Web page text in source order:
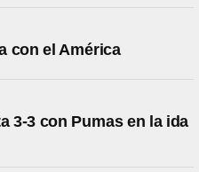
con el América
3-3 con Pumas en la ida